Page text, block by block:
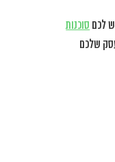
לכם סוכנות
שלכם